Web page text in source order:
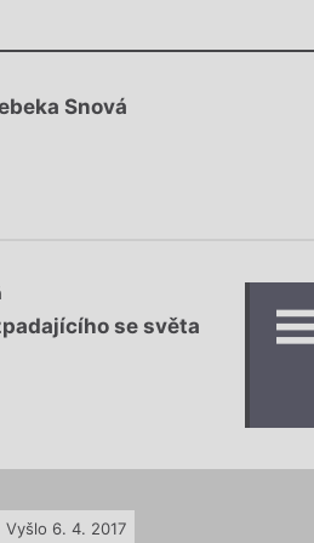
Snová
se světa
Vyšlo 6. 4. 2017